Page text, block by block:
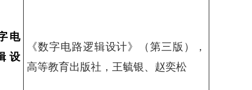
电
设
《数字电路逻辑设计》（第三版），
高等教育出版社，王毓银、赵奕松